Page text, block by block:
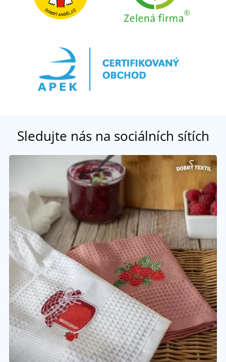
Sledujte nás na sociálních sítích